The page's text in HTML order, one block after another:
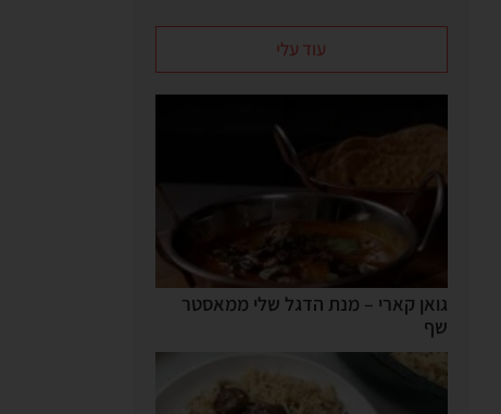
עוד עלי
גואן קארי – מנת הדגל שלי ממאסטר
שף